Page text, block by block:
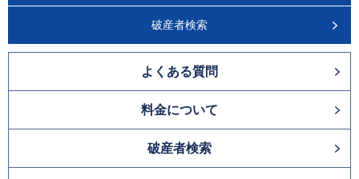
破産者検索
よくある質問
料金について
破産者検索